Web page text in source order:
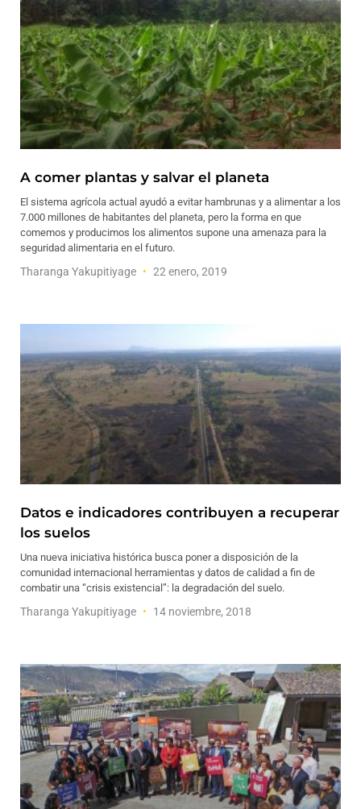
A comer plantas y salvar el planeta
El sistema agrícola actual ayudó a evitar hambrunas y a alimentar a los
7.000 millones de habitantes del planeta, pero la forma en que
comemos y producimos los alimentos supone una amenaza para la
seguridad alimentaria en el futuro.
Tharanga Yakupitiyage 22 enero, 2019
Datos e indicadores contribuyen a recuperar
los suelos
Una nueva iniciativa histórica busca poner a disposición de la
comunidad internacional herramientas y datos de calidad a fin de
combatir una “crisis existencial”: la degradación del suelo.
Tharanga Yakupitiyage 14 noviembre, 2018